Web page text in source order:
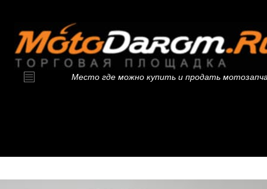
Место где можно купить и продать